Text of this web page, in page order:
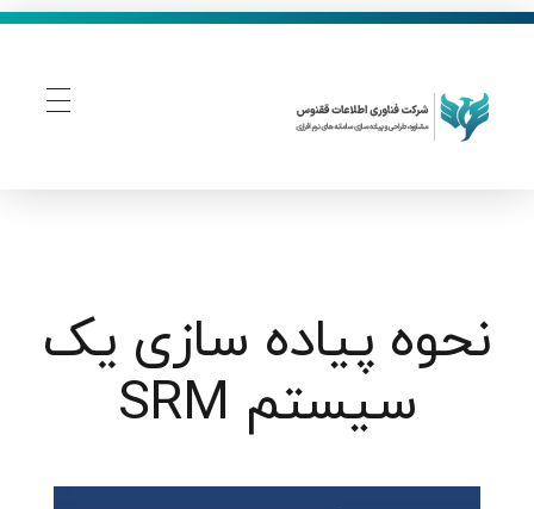
نحوه پیاده سازی یک
سیستم SRM